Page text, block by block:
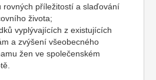
rovných příležitostí a slaďování
života;
vyplývajících z existujících
a zvýšení všeobecného
žen ve společenském